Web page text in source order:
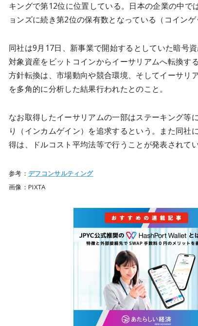
キングで第12位に位置している。日本の企業の中で
ョンズに続き第2位の保有数となっている（コインゲ
同社は9月17日、新事業で開始するとしていた暗号
対象資産をビットコインからイーサリアムへ転換す
方針転換は、市場動向や競合環境、そしてイーサリ
を多角的に分析した結果行われたとのこと。
なお取得したイーサリアムの一部はステーキング等
り（インカムゲイン）を追求するという。また同社
得は、ドルコスト平均法等で行うことが発表されてい
参考： デフコンサルティング
画像：PIXTA